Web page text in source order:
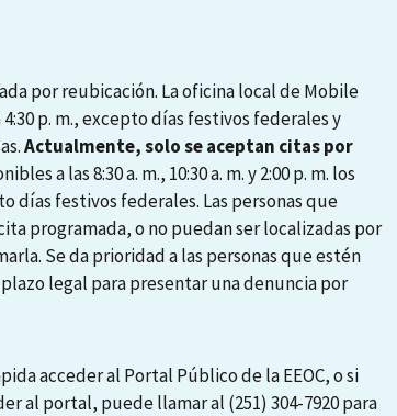
por reubicación. La oficina local de Mobile
4:30 p. m., excepto días festivos federales y
Actualmente, solo se aceptan citas por
a las 8:30 a. m., 10:30 a. m. y 2:00 p. m. los
días festivos federales. Las personas que
programada, o no puedan ser localizadas por
Se da prioridad a las personas que estén
legal para presentar una denuncia por
acceder al Portal Público de la EEOC, o si
al portal, puede llamar al (251) 304-7920 para